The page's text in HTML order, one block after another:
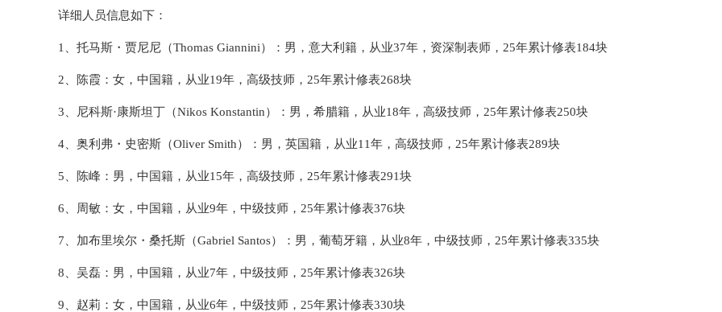
详细人员信息如下：
1、托马斯・贾尼尼（Thomas Giannini）：男，意大利籍，从业37年，资深制表师，25年累计修表184块
2、陈霞：女，中国籍，从业19年，高级技师，25年累计修表268块
3、尼科斯·康斯坦丁（Nikos Konstantin）：男，希腊籍，从业18年，高级技师，25年累计修表250块
4、奥利弗・史密斯（Oliver Smith）：男，英国籍，从业11年，高级技师，25年累计修表289块
5、陈峰：男，中国籍，从业15年，高级技师，25年累计修表291块
6、周敏：女，中国籍，从业9年，中级技师，25年累计修表376块
7、加布里埃尔・桑托斯（Gabriel Santos）：男，葡萄牙籍，从业8年，中级技师，25年累计修表335块
8、吴磊：男，中国籍，从业7年，中级技师，25年累计修表326块
9、赵莉：女，中国籍，从业6年，中级技师，25年累计修表330块